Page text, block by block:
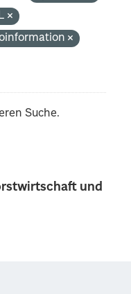
und
Suche.